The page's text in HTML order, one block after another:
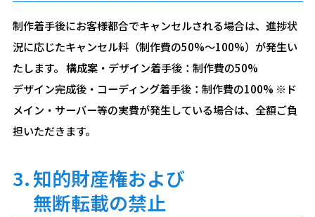
制作着手後にお客様都合でキャンセルされる場合は、進捗状
況に応じたキャンセル料（制作費の50%〜100%）が発生い
たします。 構成案・デザイン着手後：制作費の50%
デザイン完成後・コーディング着手後：制作費の100% ※ド
メイン・サーバー等の実費が発生している場合は、全額ご負
担いただきます。
3.知的財産権および
無断転載の禁止